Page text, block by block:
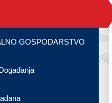
GOSPODARSTVO